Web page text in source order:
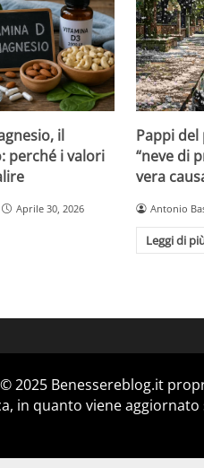
il
perché i valori
Aprile 30, 2026
Pappi
“neve di
vera
Antonio
Leggi di
2025 Benessereblog.it
in quanto viene